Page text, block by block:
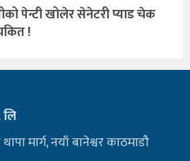
पेन्टी खोलेर सेनेटरी प्याड चेक
!
लि
मार्ग, नयाँ बानेश्वर काठमाडौ